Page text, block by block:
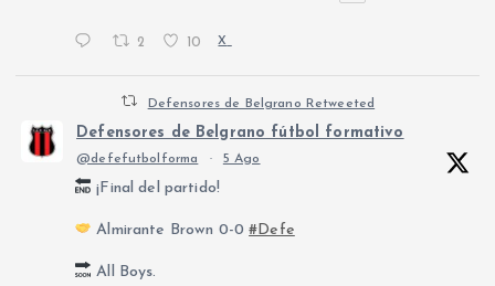
2 10 X
Defensores de Belgrano Retweeted
Defensores de Belgrano fútbol formativo
@defefutbolforma · 5 Ago
¡Final del partido!
Almirante Brown 0-0#Defe
All Boys.